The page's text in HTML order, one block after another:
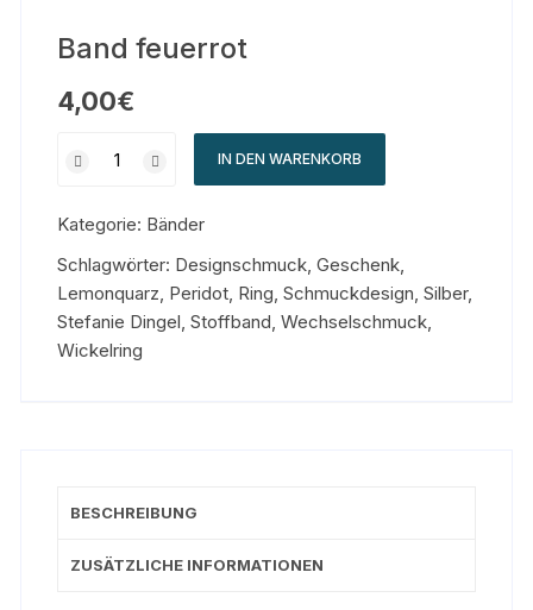
Band feuerrot
4,00€
IN DEN WARENKORB
Kategorie: Bänder
Schlagwörter: Designschmuck,Geschenk,
Lemonquarz, Peridot, Ring,Schmuckdesign,Silber,
Stefanie Dingel,Stoffband,Wechselschmuck,
Wickelring
BESCHREIBUNG
ZUSÄTZLICHE INFORMATIONEN